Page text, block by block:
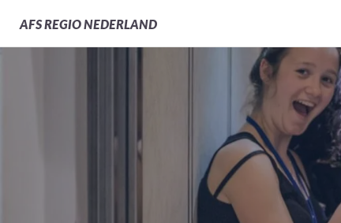
AFSREGIO NEDERLAND